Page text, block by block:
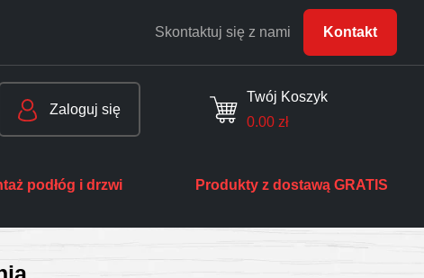
Skontaktuj się z nami Kontakt
Zaloguj się
Twój Koszyk
0.00 zł
podłóg i drzwi Produkty z dostawą GRATIS